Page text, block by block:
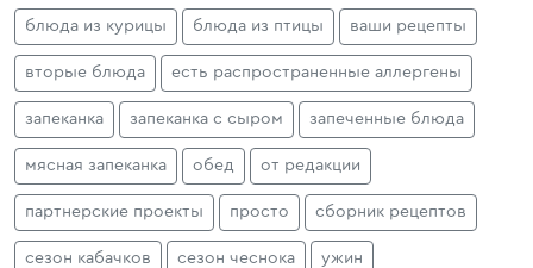
блюда из курицы блюда из птицы ваши рецепты
вторые блюда есть распространенные аллергены
запеканка запеканка с сыром запеченные блюда
мясная запеканка обед от редакции
партнерские проекты просто сборник рецептов
сезон кабачков сезон чеснока ужин